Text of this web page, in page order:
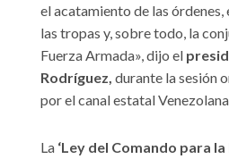
el acatamiento de las
las tropas y, sobre todo, la
Fuerza Armada», dijo el
Rodríguez, durante la sesión
por el canal estatal
La ‘Ley del Comando para